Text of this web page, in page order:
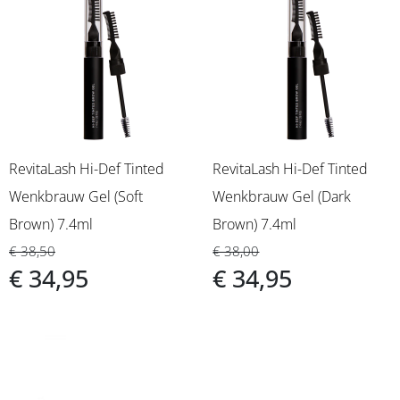
RevitaLash Hi-Def Tinted
Wenkbrauw Gel (Soft
Brown) 7.4ml
€ 38,50
€ 34,95
RevitaLash Hi-Def Tinted
Wenkbrauw Gel (Dark
Brown) 7.4ml
€ 38,00
€ 34,95